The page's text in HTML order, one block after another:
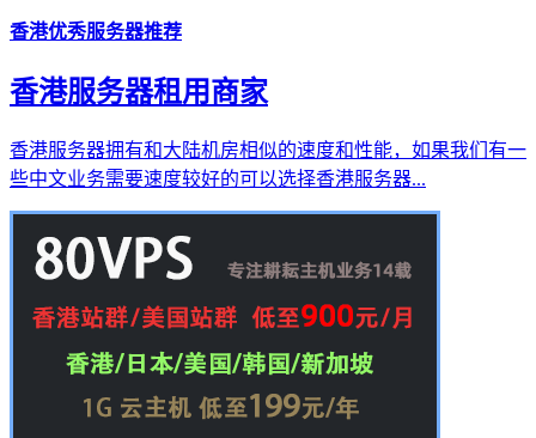
香港优秀服务器推荐
香港服务器租用商家
香港服务器拥有和大陆机房相似的速度和性能，如果我们有一
些中文业务需要速度较好的可以选择香港服务器...